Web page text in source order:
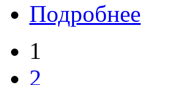
Подробнее
1
2